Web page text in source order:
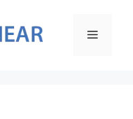
메